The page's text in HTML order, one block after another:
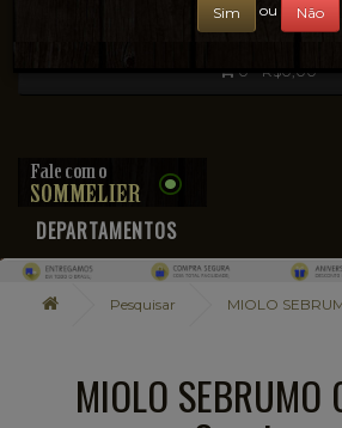
0 - R$0,00
DEPARTAMENTOS
Pesquisar MIOLO
MIOLO
Sim ou Não